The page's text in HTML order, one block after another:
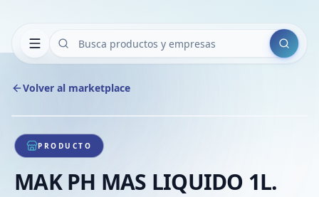
Buscar
Volver al marketplace
1/1
PRODUCTO
MAK PH MAS LIQUIDO 1L.